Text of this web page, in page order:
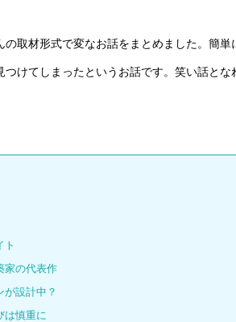
の取材形式で変なお話をまとめました。簡
つけてしまったというお話です。笑い話と
ト
家の代表作
が設計中？
は慎重に